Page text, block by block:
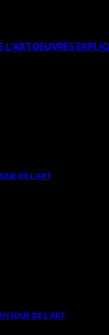
L’ARTOEUVRES
DE L’ART
DE L’ART